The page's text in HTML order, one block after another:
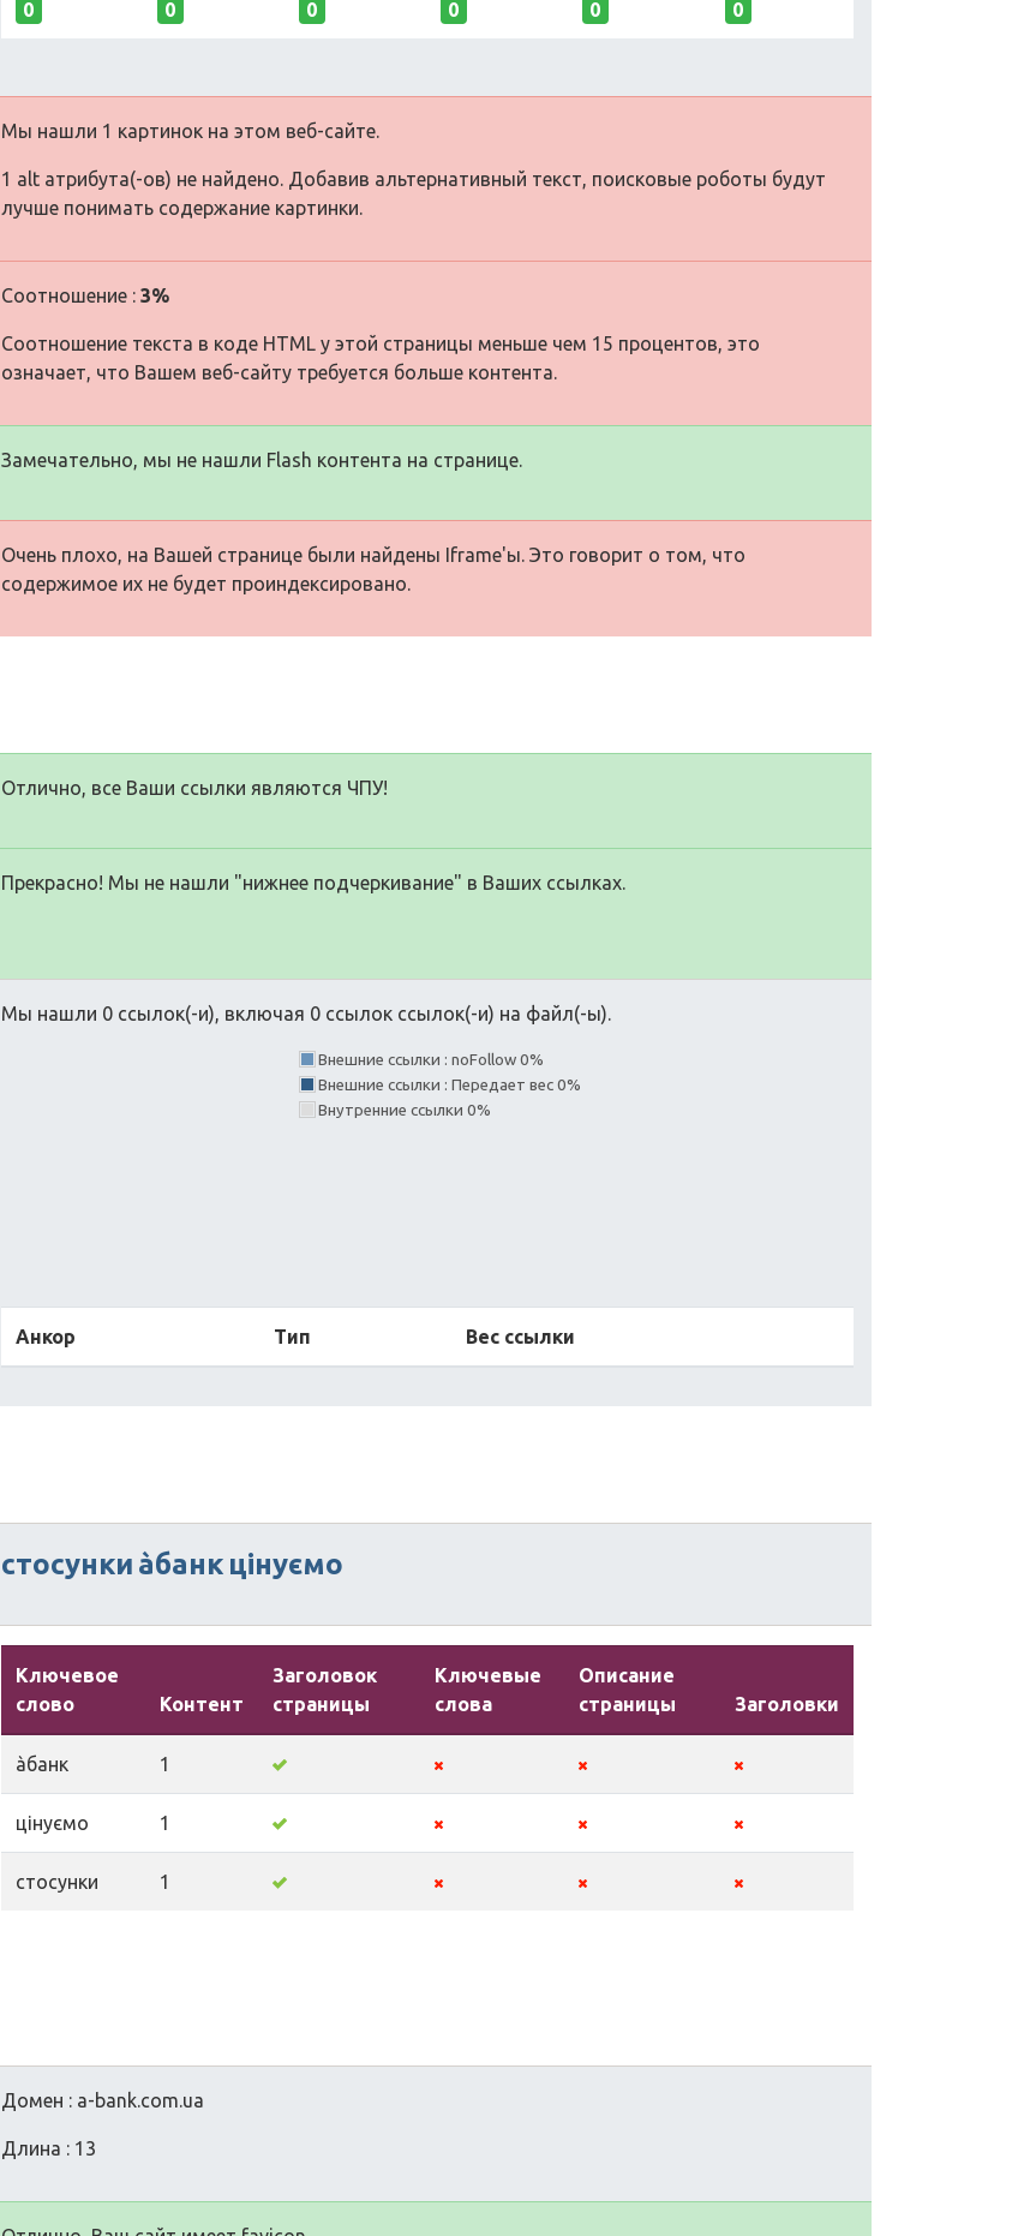
0 0 0 0 0 0
Мы нашли 1 картинок на этом веб-сайте.
1 alt атрибута(-ов) не найдено. Добавив альтернативный текст, поисковые роботы будут
лучше понимать содержание картинки.
Соотношение : 3%
Соотношение текста в коде HTML у этой страницы меньше чем 15 процентов, это
означает, что Вашем веб-сайту требуется больше контента.
Замечательно, мы не нашли Flash контента на странице.
Очень плохо, на Вашей странице были найдены Iframe'ы. Это говорит о том, что
содержимое их не будет проиндексировано.
Отлично, все Ваши ссылки являются ЧПУ!
Прекрасно! Мы не нашли "нижнее подчеркивание" в Ваших ссылках.
Мы нашли 0 ссылок(-и), включая 0 ссылок ссылок(-и) на файл(-ы).
Внешние ссылки : noFollow 0%
Внешние ссылки : Передает вес 0%
Внутренние ссылки 0%
Анкор Тип Вес ссылки
стосунки àбанк цінуємо
Ключевое
слово
Контент
Заголовок
страницы
Ключевые
слова
Описание
страницы
Заголовки
àбанк 1
цінуємо 1
стосунки 1
Домен : a-bank.com.ua
Длина : 13